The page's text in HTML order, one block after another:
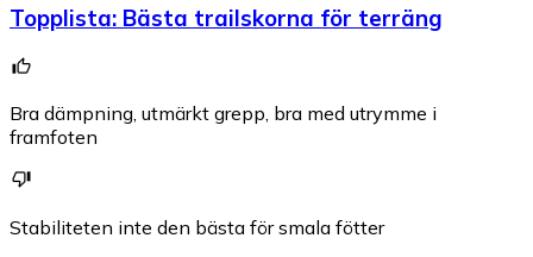
Topplista: Bästa trailskorna för terräng
Bra dämpning, utmärkt grepp, bra med utrymme i
framfoten
Stabiliteten inte den bästa för smala fötter